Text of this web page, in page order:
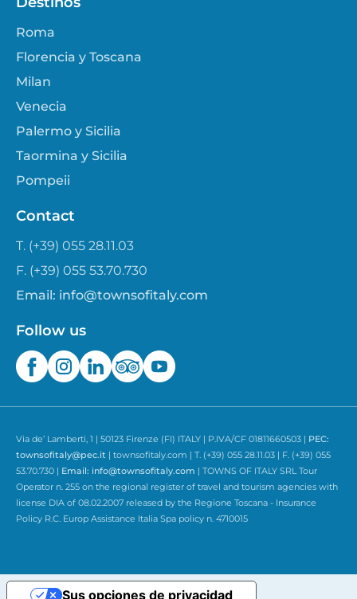
Roma
Florencia y Toscana
Milan
Venecia
Palermo y Sicilia
Taormina y Sicilia
Pompeii
Contact
T. (+39) 055 28.11.03
F. (+39) 055 53.70.730
Email: info@townsofitaly.com
Follow us
Via de’ Lamberti, 1 | 50123 Firenze (FI) ITALY | P.IVA/CF 01811660503 | PEC:
townsofitaly@pec.it | townsofitaly.com | T. (+39) 055 28.11.03 | F. (+39) 055
53.70.730 | Email: info@townsofitaly.com | TOWNS OF ITALY SRL Tour
Operator n. 255 on the regional register of travel and tourism agencies with
license DIA of 08.02.2007 released by the Regione Toscana - Insurance
Policy R.C. Europ Assistance Italia Spa policy n. 4710015
Sus opciones de privacidad